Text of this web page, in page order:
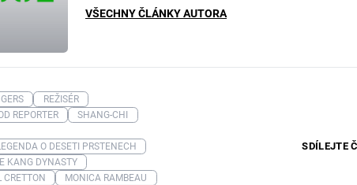
VŠECHNY ČLÁNKY AUTORA
SDÍLEJTE
REŽISÉR
REPORTER
SHANG-CHI
O DESETI PRSTENECH
KANG DYNASTY
CRETTON
MONICA RAMBEAU